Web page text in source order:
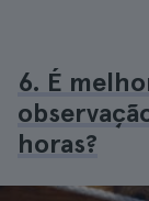
6. É
horas?